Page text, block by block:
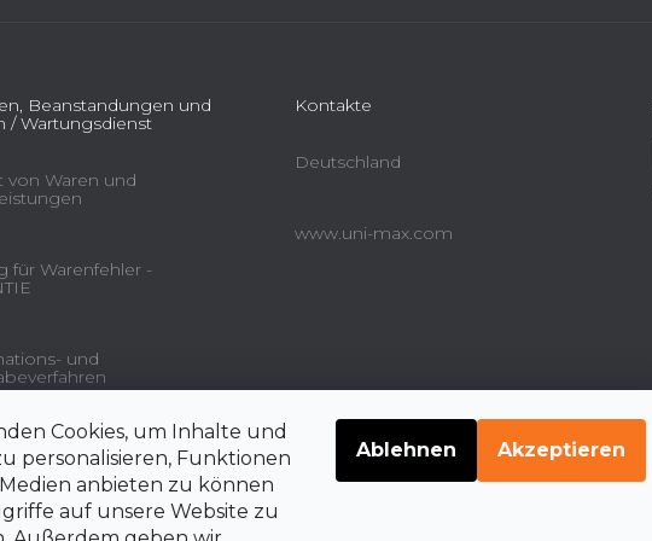
Cookies, um Inhalte und
personalisieren, Funktionen
anbieten zu können
auf unsere Website zu
Ablehnen Akzeptieren
Beanstandungen und
/ Wartungsdienst
von Waren und
für Warenfehler -
und
und
Kontakte
Deutschland
www.uni-max.com